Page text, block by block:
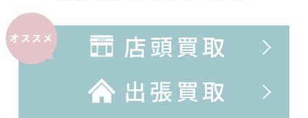
オススメ
店頭買取
出張買取